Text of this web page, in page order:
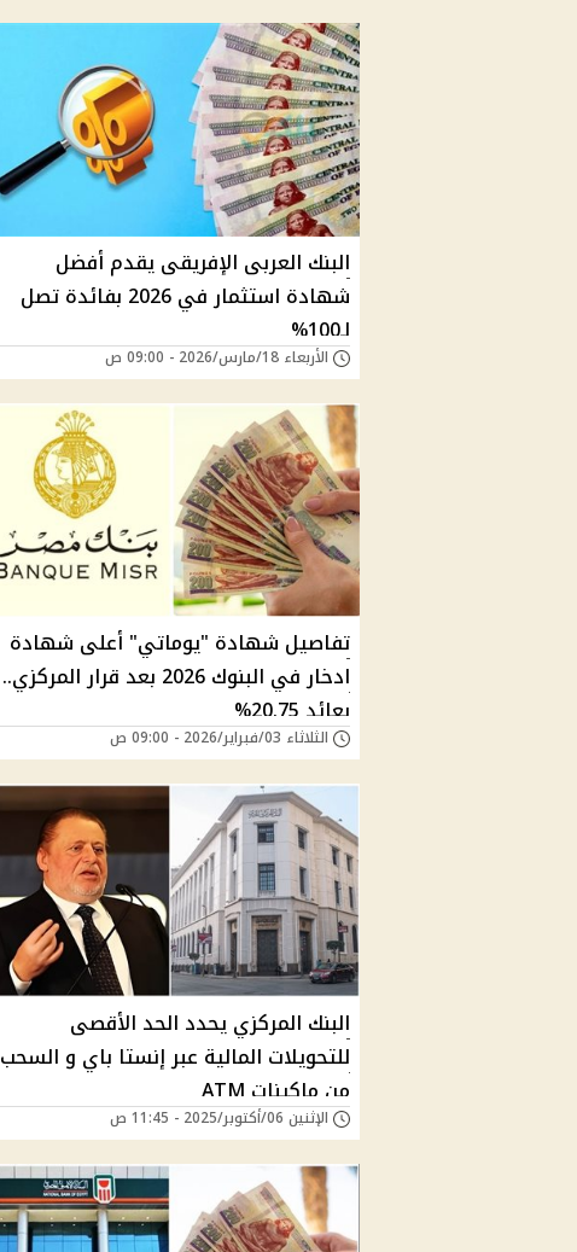
البنك العربى الإفريقى يقدم أفضل
شهادة استثمار في 2026 بفائدة تصل
لـ100%
الأربعاء 18/مارس/2026 - 09:00 ص
تفاصيل شهادة "يوماتي" أعلى شهادة
ادخار في البنوك 2026 بعد قرار المركزي..
بعائد 20.75%
الثلاثاء 03/فبراير/2026 - 09:00 ص
البنك المركزي يحدد الحد الأقصى
للتحويلات المالية عبر إنستا باي و السحب
من ماكينات ATM
الإثنين 06/أكتوبر/2025 - 11:45 ص